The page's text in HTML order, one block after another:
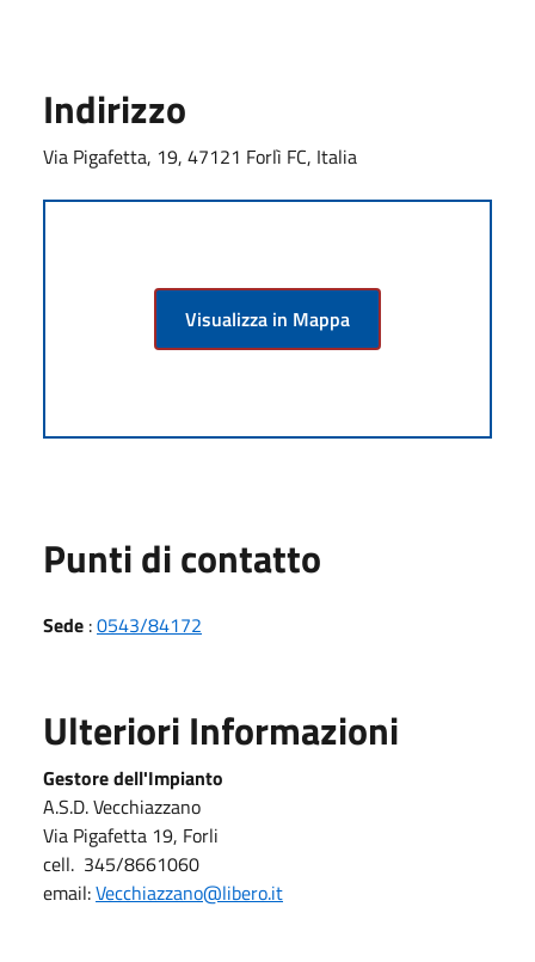
Indirizzo
Via Pigafetta, 19, 47121 Forlì FC, Italia
Visualizza in Mappa
Punti di contatto
Sede :0543/84172
Ulteriori Informazioni
Gestore dell'Impianto
A.S.D. Vecchiazzano
Via Pigafetta 19, Forli
cell. 345/8661060
email:Vecchiazzano@libero.it